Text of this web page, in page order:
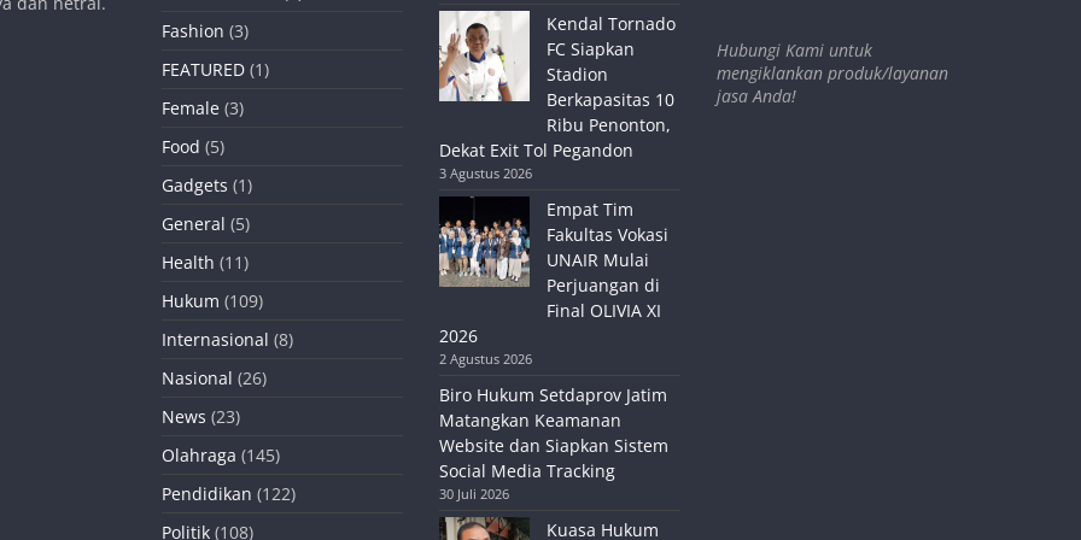
Fashion (3)
FEATURED (1)
Female (3)
Food (5)
Gadgets (1)
General (5)
Health (11)
Hukum (109)
Internasional (8)
Nasional (26)
News (23)
Olahraga (145)
Pendidikan (122)
Politik (108)
Kendal Tornado
FC Siapkan
Stadion
Berkapasitas 10
Ribu Penonton,
Dekat Exit Tol Pegandon
3 Agustus 2026
Empat Tim
Fakultas Vokasi
UNAIR Mulai
Perjuangan di
Final OLIVIA XI
2026
2 Agustus 2026
Biro Hukum Setdaprov Jatim
Matangkan Keamanan
Website dan Siapkan Sistem
Social Media Tracking
30 Juli 2026
Kuasa Hukum
Hubungi Kami untuk
mengiklankan produk/layanan
jasa Anda!